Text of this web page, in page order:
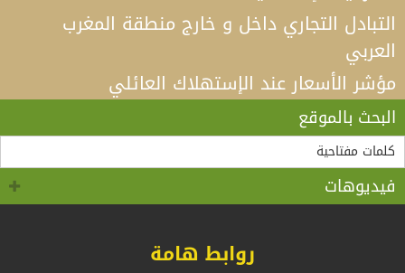
التبادل التجاري داخل و خارج منطقة المغرب
العربي
مؤشر الأسعار عند الإستهلاك العائلي
البحث بالموقع
فيديوهات
لقاء الأمين العام لاتحاد المغرب العربي، السيد طارق بن
سالم.بالسيد وزير الشؤون الخارجية والجالية الوطنية
بالخارج، السيد أحمد عطاف
فيديو كلمة الأمين العام لاتحاد المغرب العربي أ.د الطيب
البكوش في الندوة الخامسة التي تنظمها منظمة
“مادثينك” MedThink 5+5 حول موضوع:”أي آفاق لحوار
5+5 متوسط متحول؟ تأقلم مشترك مع واقع ما بعد جائحة
كوفيد 19 “
روابط هامة